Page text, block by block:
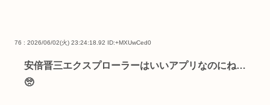
76 : 2026/06/02(火) 23:24:18.92 ID:+MXUwCed0
安倍晋三エクスプローラーはいいアプリなのにね…
🥺